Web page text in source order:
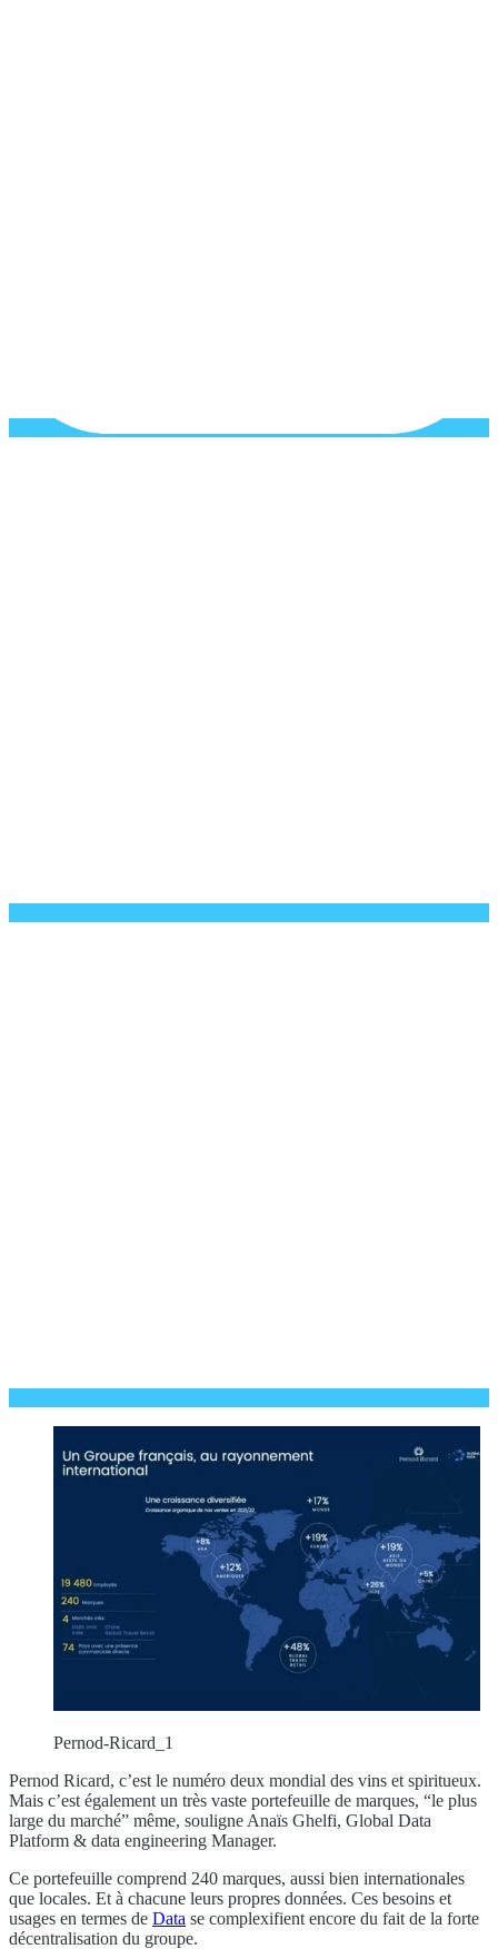
Pernod-Ricard_1
Pernod Ricard, c’est le numéro deux mondial des vins et spiritueux.
Mais c’est également un très vaste portefeuille de marques, “le plus
large du marché” même, souligne Anaïs Ghelfi, Global Data
Platform & data engineering Manager.
Ce portefeuille comprend 240 marques, aussi bien internationales
que locales. Et à chacune leurs propres données. Ces besoins et
usages en termes de Data se complexifient encore du fait de la forte
décentralisation du groupe.